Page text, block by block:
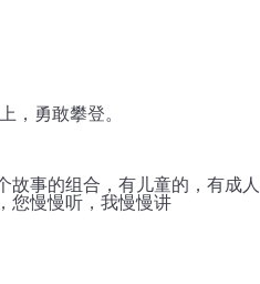
，勇敢攀登。
故事的组合，有儿童的，有成人
您慢慢听，我慢慢讲